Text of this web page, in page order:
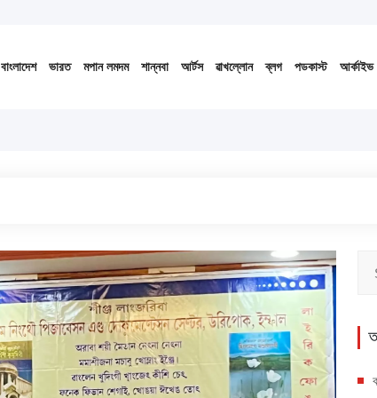
বাংলাদেশ ভারত মপান লমদম শান্নবা আর্টস ৱাখল্লোন ব্লগ পডকাস্ট আর্কাইভ